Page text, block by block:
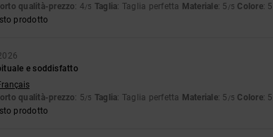
qualità-prezzo: 4/5 Taglia: Taglia perfetta Materiale: 5 /5 Colore: 5
prodotto
e soddisfatto
qualità-prezzo: 5/5 Taglia: Taglia perfetta Materiale: 5 /5 Colore: 5
prodotto